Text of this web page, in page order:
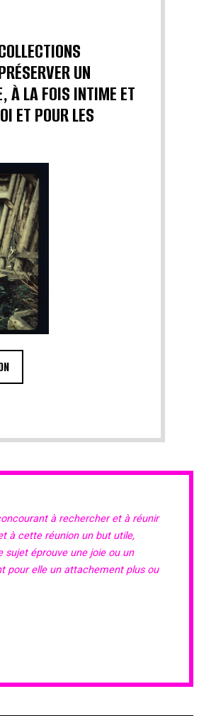
UN
À LA FOIS INTIME ET
ET POUR LES
à rechercher et à réunir
à cette réunion un but utile,
sujet éprouve une joie ou un
pour elle un attachement plus ou